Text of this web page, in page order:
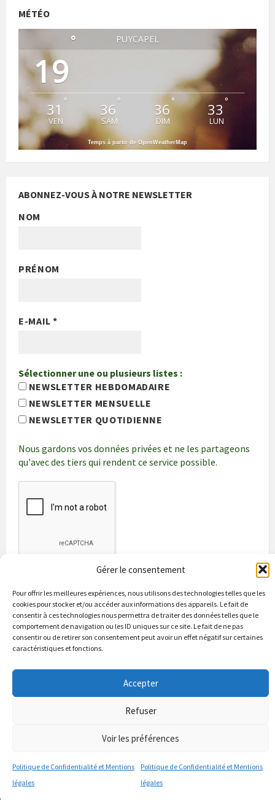
Gérer le consentement
Pour offrir les meilleures expériences, nous utilisons des technologies telles que les
cookies pour stocker et/ou accéder aux informations des appareils. Le fait de
consentir à ces technologies nous permettra de traiter des données telles que le
comportement de navigation ou les ID uniques sur ce site. Le fait de ne pas
consentir ou de retirer son consentement peut avoir un effet négatif sur certaines
caractéristiques et fonctions.
Accepter
Refuser
Voir les préférences
Politique de Confidentialité et Mentions
légales
Politique de Confidentialité et Mentions
légales
MÉTÉO
PUYCAPEL
19
°
31 °
VEN
36 °
SAM
36°
DIM
33 °
LUN
Temps à partir de OpenWeatherMap
ABONNEZ-VOUS À NOTRE NEWSLETTER
NOM
PRÉNOM
E-MAIL*
Sélectionner une ou plusieurs listes :
NEWSLETTER HEBDOMADAIRE
NEWSLETTER MENSUELLE
NEWSLETTER QUOTIDIENNE
Nous gardons vos données privées et ne les partageons
qu'avec des tiers qui rendent ce service possible.
Contacts & renseignements
© 2026 Site officiel de la commune de Puycapel dans le Cantal
Conformité à la loi RGPD
Puycapel.fr utilise des cookies pour améliorer les performance et
votre usage du site web. nous présumons de votre accord pour
le dicte et vous en donne le droit .